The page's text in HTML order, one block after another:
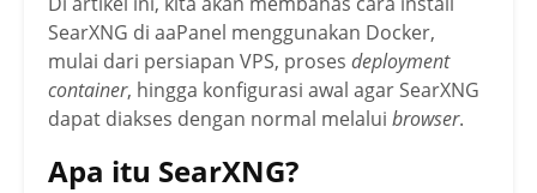
SearXNG di aaPanel menggunakan Docker,
mulai dari persiapan VPS, proses deployment
container, hingga konfigurasi awal agar SearXNG
dapat diakses dengan normal melalui browser.
Apa itu SearXNG?